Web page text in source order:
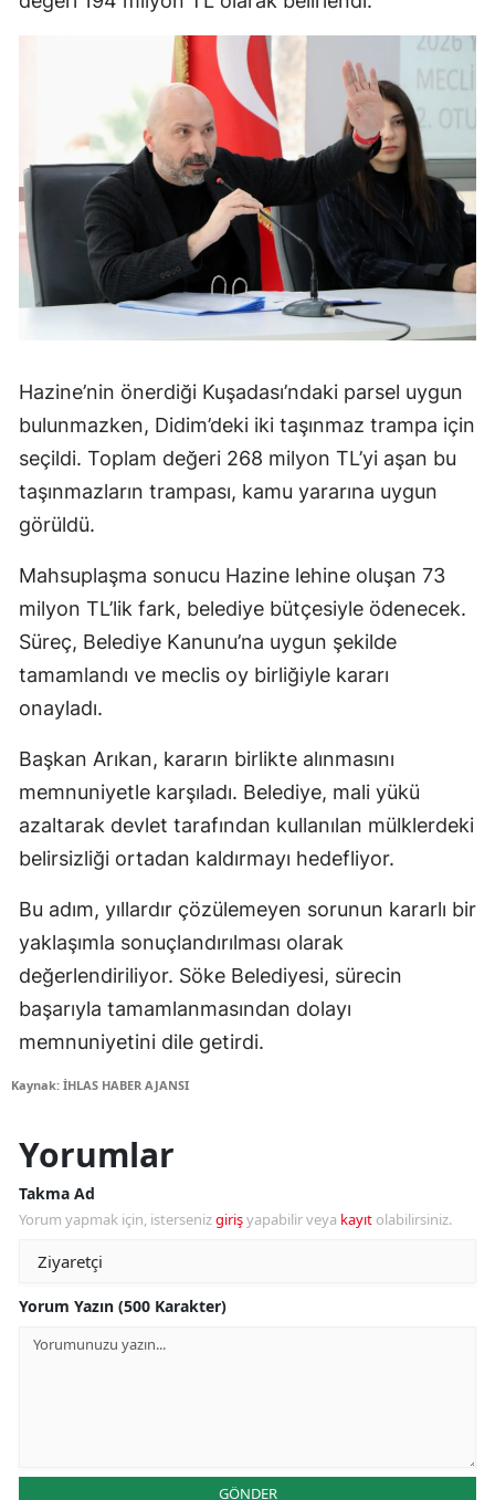
Hazine’nin önerdiği Kuşadası’ndaki parsel uygun
bulunmazken, Didim’deki iki taşınmaz trampa için
seçildi. Toplam değeri 268 milyon TL’yi aşan bu
taşınmazların trampası, kamu yararına uygun
görüldü.
Mahsuplaşma sonucu Hazine lehine oluşan 73
milyon TL’lik fark, belediye bütçesiyle ödenecek.
Süreç, Belediye Kanunu’na uygun şekilde
tamamlandı ve meclis oy birliğiyle kararı
onayladı.
Başkan Arıkan, kararın birlikte alınmasını
memnuniyetle karşıladı. Belediye, mali yükü
azaltarak devlet tarafından kullanılan mülklerdeki
belirsizliği ortadan kaldırmayı hedefliyor.
Bu adım, yıllardır çözülemeyen sorunun kararlı bir
yaklaşımla sonuçlandırılması olarak
değerlendiriliyor. Söke Belediyesi, sürecin
başarıyla tamamlanmasından dolayı
memnuniyetini dile getirdi.
Kaynak: İHLAS HABER AJANSI
Yorumlar
Takma Ad
Yorum yapmak için, istersenizgirişyapabilir veya kayıt olabilirsiniz.
Yorum Yazın (500 Karakter)
GÖNDER